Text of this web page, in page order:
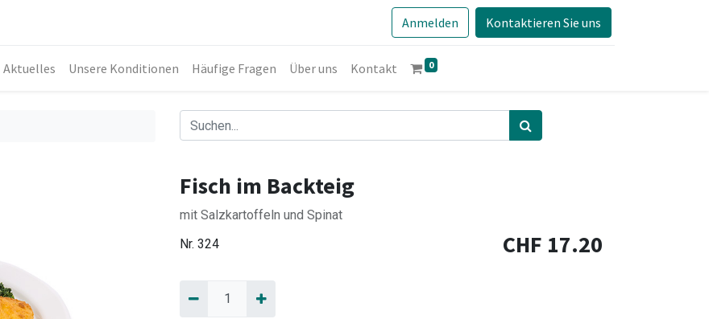
Anmelden Kontaktieren Sie uns
Aktuelles Unsere Konditionen Häufige Fragen Über uns Kontakt 0
Fisch im Backteig
mit Salzkartoffeln und Spinat
Nr. 324 CHF 17.20